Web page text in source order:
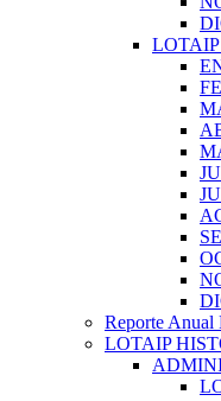
LOTAIP
Reporte
LOTAIP